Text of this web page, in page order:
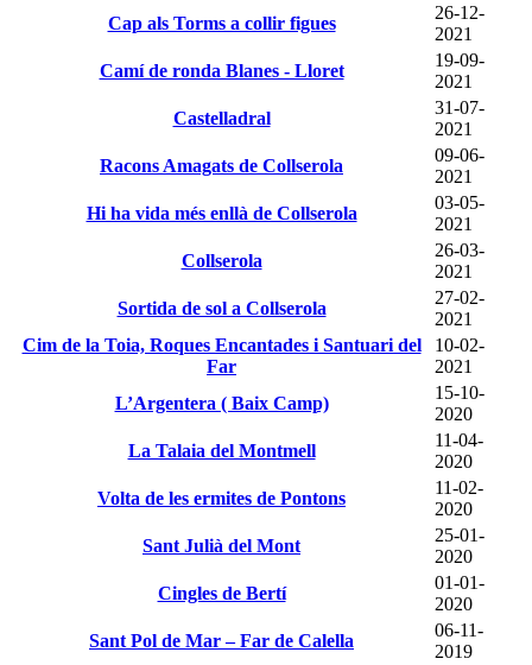
Cap als Torms a collir figues
26-12-
2021
Camí de ronda Blanes - Lloret
19-09-
2021
Castelladral
31-07-
2021
Racons Amagats de Collserola
09-06-
2021
Hi ha vida més enllà de Collserola
03-05-
2021
Collserola
26-03-
2021
Sortida de sol a Collserola
27-02-
2021
Cim de la Toia, Roques Encantades i Santuari del
Far
10-02-
2021
L’Argentera ( Baix Camp)
15-10-
2020
La Talaia del Montmell
11-04-
2020
Volta de les ermites de Pontons
11-02-
2020
Sant Julià del Mont
25-01-
2020
Cingles de Bertí
01-01-
2020
Sant Pol de Mar – Far de Calella
06-11-
2019